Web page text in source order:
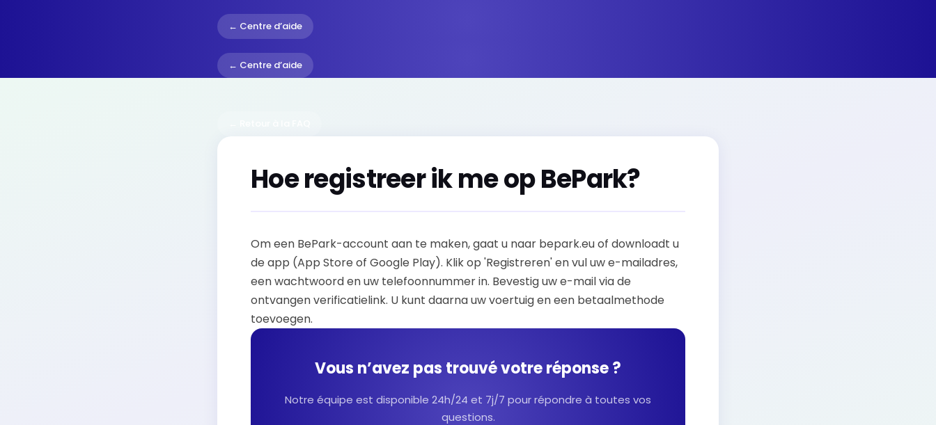
← Centre d’aide
← Centre d’aide
Hoe registreer ik me op BePark?
Om een BePark-account aan te maken, gaat u naar bepark.eu of downloadt u
de app (App Store of Google Play). Klik op 'Registreren' en vul uw e-mailadres,
een wachtwoord en uw telefoonnummer in. Bevestig uw e-mail via de
ontvangen verificatielink. U kunt daarna uw voertuig en een betaalmethode
toevoegen.
Vous n’avez pas trouvé votre réponse ?
Notre équipe est disponible 24h/24 et 7j/7 pour répondre à toutes vos
questions.